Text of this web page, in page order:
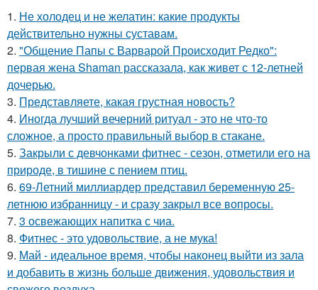
1. Не холодец и не желатин: какие продукты
действительно нужны суставам.
2. "Общение Папы с Варварой Происходит Редко":
первая жена Shaman рассказала, как живет с 12-летней
дочерью.
3. Представляете, какая грустная новость?
4. Иногда лучший вечерний ритуал - это не что-то
сложное, а просто правильный выбор в стакане.
5. Закрыли с девчонками фитнес - сезон, отметили его на
природе, в тишине с пением птиц.
6. 69-Летний миллиардер представил беременную 25-
летнюю избранницу - и сразу закрыл все вопросы.
7. 3 освежающих напитка с чиа.
8. Фитнес - это удовольствие, а не мука!
9. Май - идеальное время, чтобы наконец выйти из зала
и добавить в жизнь больше движения, удовольствия и